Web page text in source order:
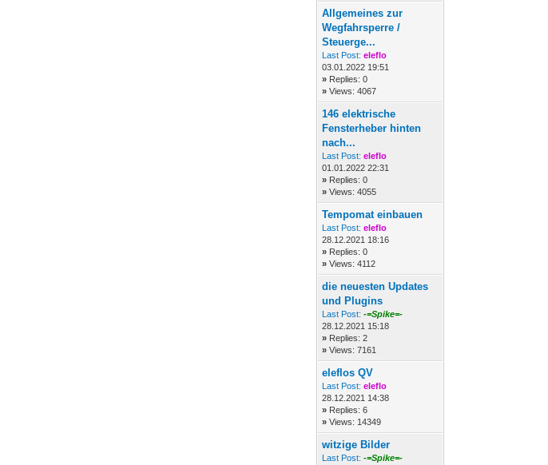
Allgemeines zur
Wegfahrsperre /
Steuerge...
Last Post: eleflo
03.01.2022 19:51
» Replies: 0
»Views: 4067
146 elektrische
Fensterheber hinten
nach...
Last Post: eleflo
01.01.2022 22:31
» Replies: 0
»Views: 4055
Tempomat einbauen
Last Post: eleflo
28.12.2021 18:16
» Replies: 0
»Views: 4112
die neuesten Updates
und Plugins
Last Post: -=Spike=-
28.12.2021 15:18
» Replies: 2
»Views: 7161
eleflos QV
Last Post: eleflo
28.12.2021 14:38
» Replies: 6
»Views: 14349
witzige Bilder
Last Post: -=Spike=-